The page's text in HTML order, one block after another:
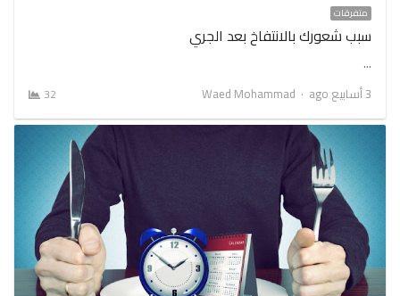
متفرقات
سبب شعورك بالانتفاخ بعد الجري
…
3 أسابيع ago
Author
Waed Mohammad
32